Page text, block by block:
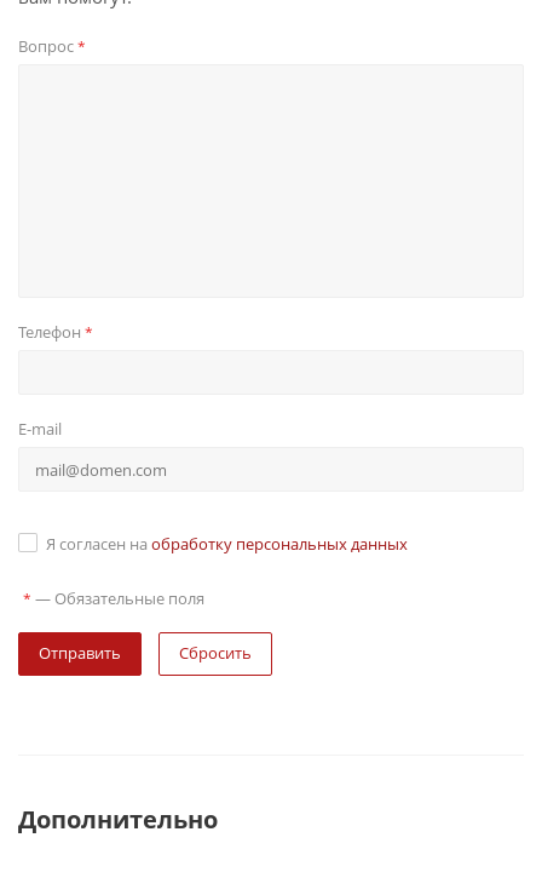
Вопрос*
Телефон *
E-mail
Я согласен на обработку персональных данных
* — Обязательные поля
Сбросить
Дополнительно